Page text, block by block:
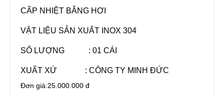
CẤP NHIỆT BẰNG HƠI
VẬT LIỆU SẢN XUẤT INOX 304
SỐ LƯỢNG : 01 CÁI
XUẤT XỨ : CÔNG TY MINH ĐỨC
Đơn giá:25.000.000 đ